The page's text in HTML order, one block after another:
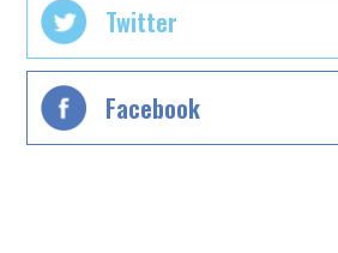
Twitter
Facebook